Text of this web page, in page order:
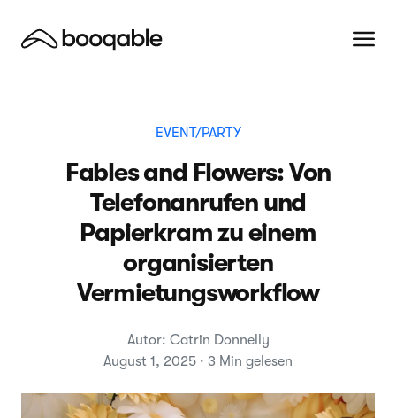
EVENT/PARTY
Fables and Flowers: Von
Telefonanrufen und
Papierkram zu einem
organisierten
Vermietungsworkflow
Autor: Catrin Donnelly
August 1, 2025 · 3 Min gelesen